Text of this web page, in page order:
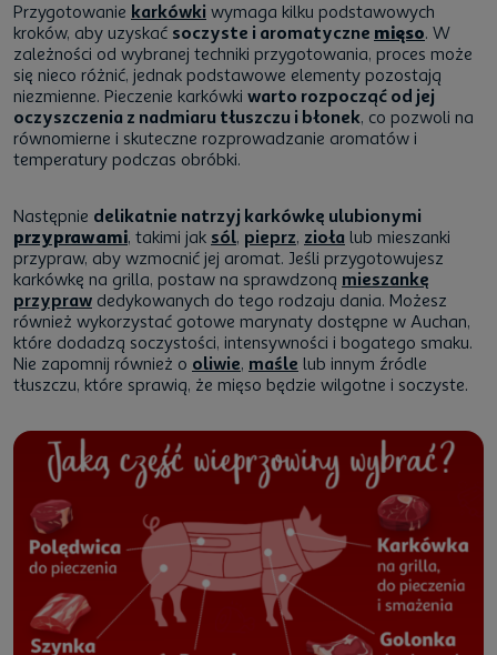
Przygotowanie karkówki wymaga kilku podstawowych
kroków, aby uzyskać soczyste i aromatyczne mięso. W
zależności od wybranej techniki przygotowania, proces może
się nieco różnić, jednak podstawowe elementy pozostają
niezmienne. Pieczenie karkówki warto rozpocząć od jej
oczyszczenia z nadmiaru tłuszczu i błonek, co pozwoli na
równomierne i skuteczne rozprowadzanie aromatów i
temperatury podczas obróbki.
Następnie delikatnie natrzyj karkówkę ulubionymi
przyprawami, takimi jak sól, pieprz, zioła lub mieszanki
przypraw, aby wzmocnić jej aromat. Jeśli przygotowujesz
karkówkę na grilla, postaw na sprawdzoną mieszankę
przypraw dedykowanych do tego rodzaju dania. Możesz
również wykorzystać gotowe marynaty dostępne w Auchan,
które dodadzą soczystości, intensywności i bogatego smaku.
Nie zapomnij również o oliwie, maśle lub innym źródle
tłuszczu, które sprawią, że mięso będzie wilgotne i soczyste.